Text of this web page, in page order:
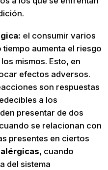
el consumir varios
tiempo aumenta el riesgo
mismos. Esto, en
efectos adversos.
son respuestas
a los
presentar de dos
se relacionan con
presentes en ciertos
alérgicas, cuando
del sistema